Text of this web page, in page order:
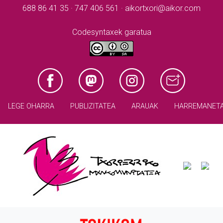
688 86 41 35 · 747 406 561 · aikortxori@aikor.com
Codesyntaxek garatua
LEGE OHARRA PUBLIZITATEA ARAUAK